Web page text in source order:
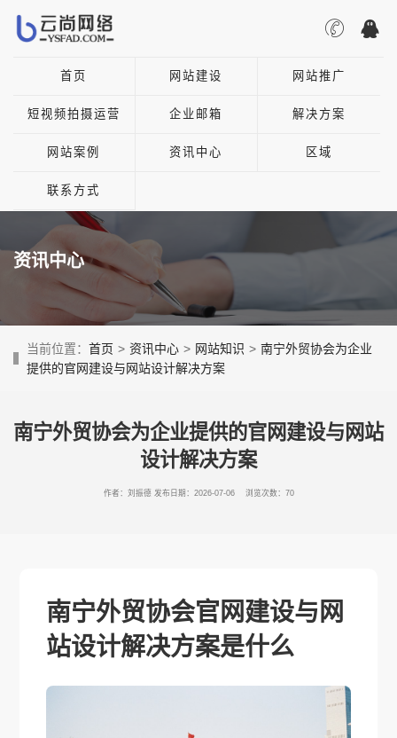
首页 网站建设 网站推广
短视频拍摄运营 企业邮箱 解决方案
网站案例 资讯中心 区域
联系方式
资讯中心
当前位置： 首页 > 资讯中心 > 网站知识 > 南宁外贸协会为企业
提供的官网建设与网站设计解决方案
南宁外贸协会为企业提供的官网建设与网站
设计解决方案
作者：刘振德 发布日期：2026-07-06 浏览次数：70
南宁外贸协会官网建设与网
站设计解决方案是什么